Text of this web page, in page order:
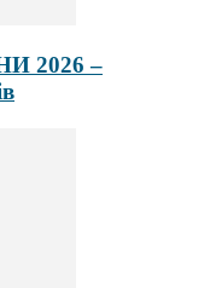
2026 –